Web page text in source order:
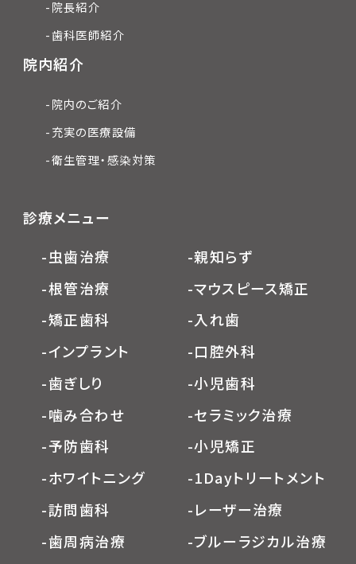
-院長紹介
-歯科医師紹介
院内紹介
-院内のご紹介
-充実の医療設備
-衛生管理・感染対策
診療メニュー
-虫歯治療
-根管治療
-矯正歯科
-インプラント
-歯ぎしり
-噛み合わせ
-予防歯科
-ホワイトニング
-訪問歯科
-歯周病治療
-親知らず
-マウスピース矯正
-入れ歯
-口腔外科
-小児歯科
-セラミック治療
-小児矯正
-1Dayトリートメント
-レーザー治療
-ブルーラジカル治療